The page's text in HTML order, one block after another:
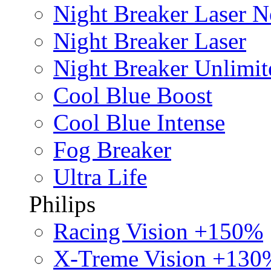
Night Breaker Laser
Night Breaker Laser
Night Breaker
Cool Blue Boost
Cool Blue Intense
Fog Breaker
Ultra Life
Philips
Racing Vision +150%
X-Treme Vision